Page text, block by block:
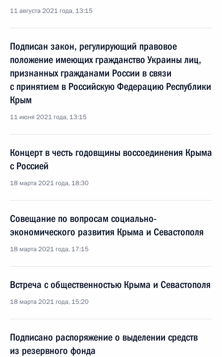
11 августа 2021 года, 13:15
Подписан закон, регулирующий правовое
положение имеющих гражданство Украины лиц,
признанных гражданами России в связи
с принятием в Российскую Федерацию Республики
Крым
11 июня 2021 года, 13:15
Концерт в честь годовщины воссоединения Крыма
с Россией
18 марта 2021 года, 18:30
Совещание по вопросам социально-
экономического развития Крыма и Севастополя
18 марта 2021 года, 17:15
Встреча с общественностью Крыма и Севастополя
18 марта 2021 года, 15:20
Подписано распоряжение о выделении средств
из резервного фонда